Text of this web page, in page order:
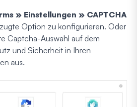
» Einstellungen » CAPTCHA
Option zu konfigurieren. Oder
Captcha-Auswahl auf dem
und Sicherheit in Ihren
aus.